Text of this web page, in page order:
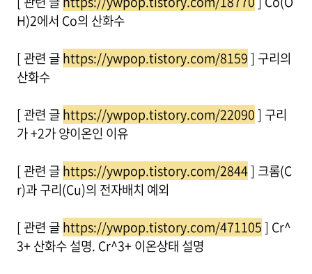
H)2에서 Co의 산화수
[ 관련 글https://ywpop.tistory.com/8159] 구리의
산화수
[ 관련 글https://ywpop.tistory.com/22090] 구리
가 +2가 양이온인 이유
[ 관련 글https://ywpop.tistory.com/2844] 크롬(C
r)과 구리(Cu)의 전자배치 예외
[ 관련 글https://ywpop.tistory.com/471105] Cr^
3+ 산화수 설명. Cr^3+ 이온상태 설명